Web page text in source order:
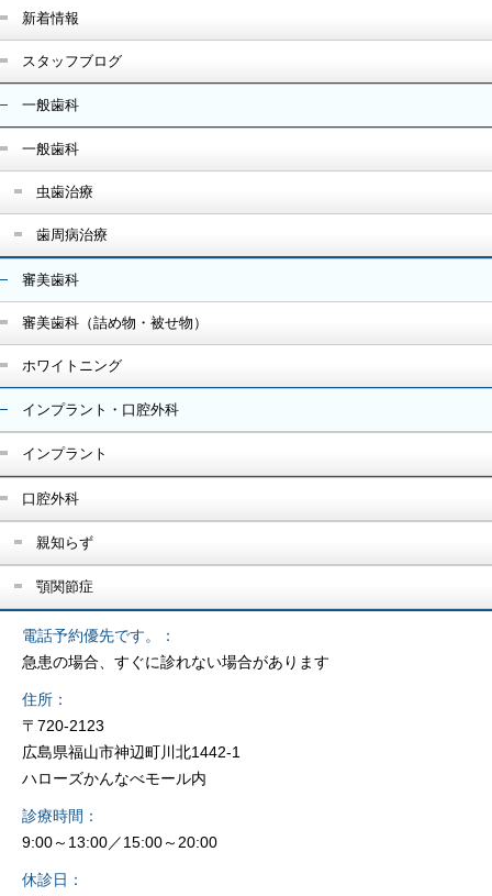
新着情報
スタッフブログ
一般歯科
一般歯科
虫歯治療
歯周病治療
審美歯科
審美歯科（詰め物・被せ物）
ホワイトニング
インプラント・口腔外科
インプラント
口腔外科
親知らず
顎関節症
電話予約優先です。
急患の場合、すぐに診れない場合があります
住所
〒720-2123
広島県福山市神辺町川北1442-1
ハローズかんなべモール内
診療時間
9:00～13:00／15:00～20:00
休診日